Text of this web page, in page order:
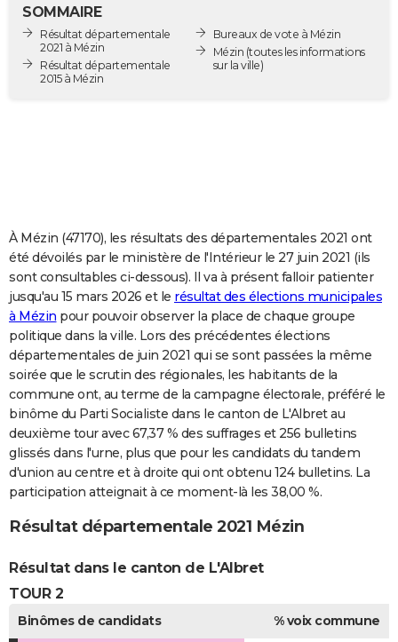
Destinations
City break
Voyage nature
Voyage de noces
Forum
Climat
GUIDES D'ACHAT
COPAINS D'AVANT
Se connecter
Service militaire
Avis de recherche
AVIS DE DÉCÈS
FORUM
Bricolage
Lifestyle
Culture
Sport
Auto
Television
Voyage
Cinema
SOMMAIRE
Résultat départementale
2021 à Mézin
Résultat départementale
2015 à Mézin
Bureaux de vote à Mézin
Mézin (toutes les informations
sur la ville)
À Mézin (47170), les résultats des départementales 2021 ont
été dévoilés par le ministère de l'Intérieur le 27 juin 2021 (ils
sont consultables ci-dessous). Il va à présent falloir patienter
jusqu'au 15 mars 2026 et le résultat des élections municipales
à Mézin pour pouvoir observer la place de chaque groupe
politique dans la ville. Lors des précédentes élections
départementales de juin 2021 qui se sont passées la même
soirée que le scrutin des régionales, les habitants de la
commune ont, au terme de la campagne électorale, préféré le
binôme du Parti Socialiste dans le canton de L'Albret au
deuxième tour avec 67,37 % des suffrages et 256 bulletins
glissés dans l'urne, plus que pour les candidats du tandem
d'union au centre et à droite qui ont obtenu 124 bulletins. La
participation atteignait à ce moment-là les 38,00 %.
Résultat départementale 2021 Mézin
Résultat dans le canton de L'Albret
TOUR 2
Binômes de candidats
% voix commune